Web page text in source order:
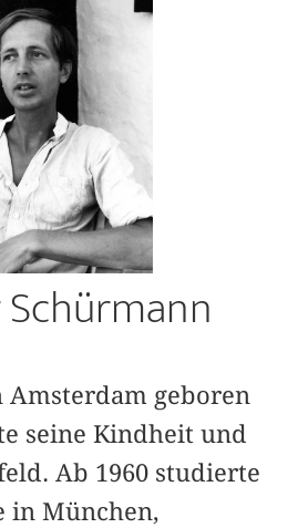
Amsterdam geboren
seine Kindheit und
Ab 1960 studierte
in München,